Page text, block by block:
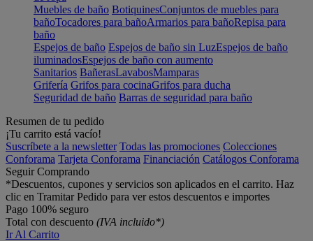
Muebles de baño BotiquinesConjuntos de muebles para
bañoTocadores para bañoArmarios para bañoRepisa para
baño
Espejos de baño Espejos de baño sin LuzEspejos de baño
iluminadosEspejos de baño con aumento
Sanitarios BañerasLavabosMamparas
Grifería Grifos para cocinaGrifos para ducha
Seguridad de baño Barras de seguridad para baño
Resumen de tu pedido
¡Tu carrito está vacío!
Suscríbete a la newsletter Todas las promociones Colecciones
Conforama Tarjeta Conforama Financiación Catálogos Conforama
Seguir Comprando
*Descuentos, cupones y servicios son aplicados en el carrito. Haz
clic en Tramitar Pedido para ver estos descuentos e importes
Pago 100% seguro
Total con descuento (IVA incluido*)
Ir Al Carrito